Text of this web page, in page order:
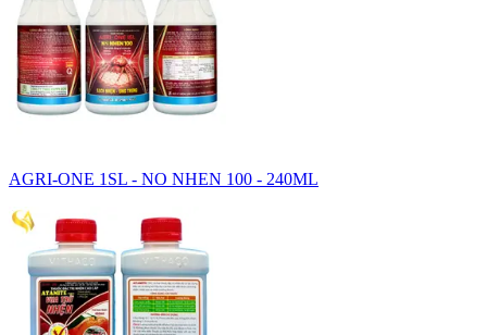
AGRI-ONE 1SL - NO NHEN 100 - 240ML